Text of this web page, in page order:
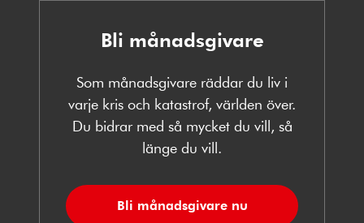
Bli månadsgivare
Som månadsgivare räddar du liv i
varje kris och katastrof, världen över.
Du bidrar med så mycket du vill, så
länge du vill.
Bli månadsgivare nu